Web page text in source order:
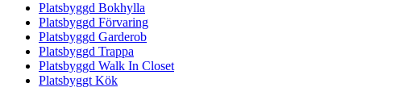
Platsbyggd Bokhylla
Platsbyggd Förvaring
Platsbyggd Garderob
Platsbyggd Trappa
Platsbyggd Walk In Closet
Platsbyggt Kök